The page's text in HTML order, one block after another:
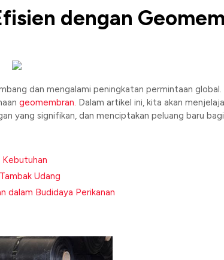
dengan
dan mengalami peningkatan permintaan
geomembran. Dalam artikel ini, kita akan
yang signifikan, dan menciptakan peluang baru
Udang
dalam Budidaya Perikanan